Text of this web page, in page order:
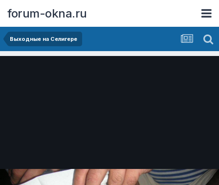
forum-okna.ru
Выходные на Селигере